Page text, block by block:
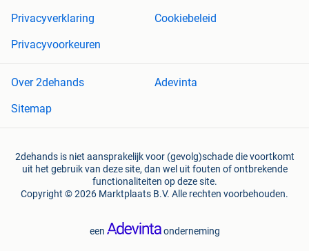
Privacyverklaring
Cookiebeleid
Privacyvoorkeuren
Over 2dehands
Adevinta
Sitemap
2dehands is niet aansprakelijk voor (gevolg)schade die voortkomt
uit het gebruik van deze site, dan wel uit fouten of ontbrekende
functionaliteiten op deze site.
Copyright © 2026 Marktplaats B.V. Alle rechten voorbehouden.
een onderneming